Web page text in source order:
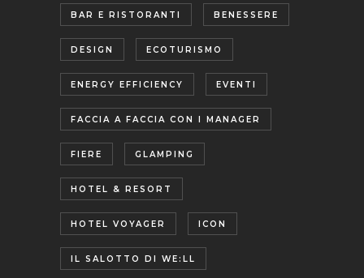
BAR E RISTORANTI BENESSERE
DESIGN ECOTURISMO
ENERGY EFFICIENCY EVENTI
FACCIA A FACCIA CON I MANAGER
FIERE GLAMPING
HOTEL & RESORT
HOTEL VOYAGER ICON
IL SALOTTO DI WE:LL